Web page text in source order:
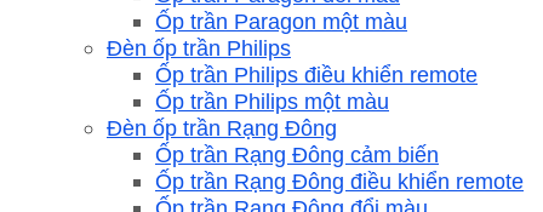
Ốp trần Paragon một màu
Đèn ốp trần Philips
Ốp trần Philips điều khiển remote
Ốp trần Philips một màu
Đèn ốp trần Rạng Đông
Ốp trần Rạng Đông cảm biến
Ốp trần Rạng Đông điều khiển remote